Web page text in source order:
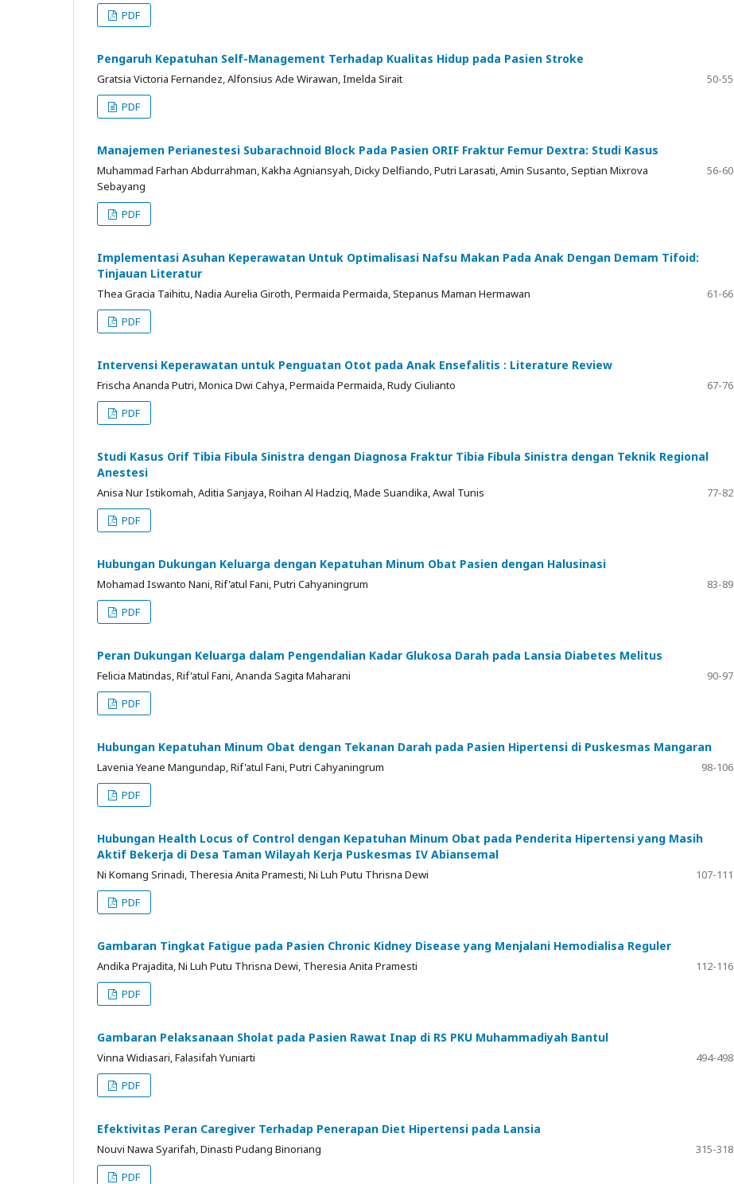
PDF
Pengaruh Kepatuhan Self-Management Terhadap Kualitas Hidup pada Pasien Stroke
Gratsia Victoria Fernandez, Alfonsius Ade Wirawan, Imelda Sirait
50-55
PDF
Manajemen Perianestesi Subarachnoid Block Pada Pasien ORIF Fraktur Femur Dextra: Studi Kasus
Muhammad Farhan Abdurrahman, Kakha Agniansyah, Dicky Delfiando, Putri Larasati, Amin Susanto, Septian Mixrova
Sebayang
56-60
PDF
Implementasi Asuhan Keperawatan Untuk Optimalisasi Nafsu Makan Pada Anak Dengan Demam Tifoid:
Tinjauan Literatur
Thea Gracia Taihitu, Nadia Aurelia Giroth, Permaida Permaida, Stepanus Maman Hermawan
61-66
PDF
Intervensi Keperawatan untuk Penguatan Otot pada Anak Ensefalitis : Literature Review
Frischa Ananda Putri, Monica Dwi Cahya, Permaida Permaida, Rudy Ciulianto
67-76
PDF
Studi Kasus Orif Tibia Fibula Sinistra dengan Diagnosa Fraktur Tibia Fibula Sinistra dengan Teknik Regional
Anestesi
Anisa Nur Istikomah, Aditia Sanjaya, Roihan Al Hadziq, Made Suandika, Awal Tunis
77-82
PDF
Hubungan Dukungan Keluarga dengan Kepatuhan Minum Obat Pasien dengan Halusinasi
Mohamad Iswanto Nani, Rif'atul Fani, Putri Cahyaningrum
83-89
PDF
Peran Dukungan Keluarga dalam Pengendalian Kadar Glukosa Darah pada Lansia Diabetes Melitus
Felicia Matindas, Rif'atul Fani, Ananda Sagita Maharani
90-97
PDF
Hubungan Kepatuhan Minum Obat dengan Tekanan Darah pada Pasien Hipertensi di Puskesmas Mangaran
Lavenia Yeane Mangundap, Rif'atul Fani, Putri Cahyaningrum
98-106
PDF
Hubungan Health Locus of Control dengan Kepatuhan Minum Obat pada Penderita Hipertensi yang Masih
Aktif Bekerja di Desa Taman Wilayah Kerja Puskesmas IV Abiansemal
Ni Komang Srinadi, Theresia Anita Pramesti, Ni Luh Putu Thrisna Dewi
107-111
PDF
Gambaran Tingkat Fatigue pada Pasien Chronic Kidney Disease yang Menjalani Hemodialisa Reguler
Andika Prajadita, Ni Luh Putu Thrisna Dewi, Theresia Anita Pramesti
112-116
PDF
Gambaran Pelaksanaan Sholat pada Pasien Rawat Inap di RS PKU Muhammadiyah Bantul
Vinna Widiasari, Falasifah Yuniarti
494-498
PDF
Efektivitas Peran Caregiver Terhadap Penerapan Diet Hipertensi pada Lansia
Nouvi Nawa Syarifah, Dinasti Pudang Binoriang
315-318
PDF